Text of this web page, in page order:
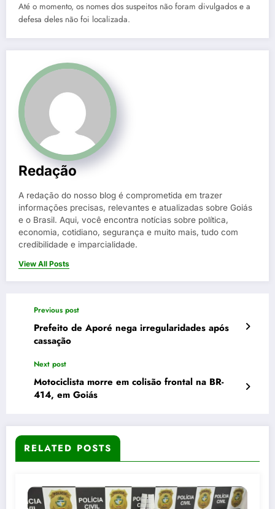
Até o momento, os nomes dos suspeitos não foram divulgados e a
defesa deles não foi localizada.
Redação
A redação do nosso blog é comprometida em trazer
informações precisas, relevantes e atualizadas sobre Goiás
e o Brasil. Aqui, você encontra notícias sobre política,
economia, cotidiano, segurança e muito mais, tudo com
credibilidade e imparcialidade.
View All Posts
Previous post
Prefeito de Aporé nega irregularidades após
cassação
Next post
Motociclista morre em colisão frontal na BR-
414, em Goiás
RELATED POSTS